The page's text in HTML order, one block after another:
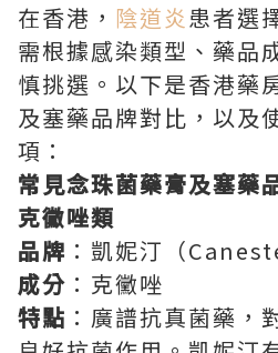
在香港， 陰道炎患者選
需根據感染類型、藥品
慎挑選。以下是香港藥
及塞藥品牌對比，以及
項：
常見念珠菌藥膏及塞藥
克黴唑類
品牌 ：凱妮汀（
成分 ：克黴唑
特點 ：廣譜抗真菌藥，